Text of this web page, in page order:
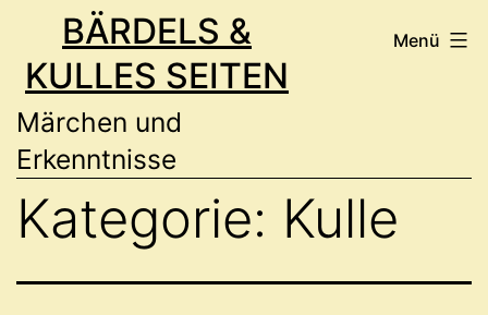
springen
BÄRDELS &
KULLES SEITEN
Märchen und
Erkenntnisse
Menü
Kategorie: Kulle